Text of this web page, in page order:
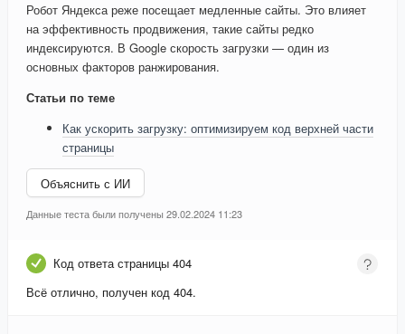
Робот Яндекса реже посещает медленные сайты. Это влияет
на эффективность продвижения, такие сайты редко
индексируются. В Google скорость загрузки — один из
основных факторов ранжирования.
Статьи по теме
Как ускорить загрузку: оптимизируем код верхней части
страницы
Объяснить с ИИ
Данные теста были получены 29.02.2024 11:23
Код ответа страницы 404
Всё отлично, получен код 404.